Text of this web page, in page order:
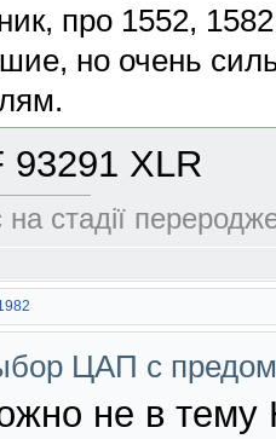
про 1552,
но очень
93291 XLR
на стадії
ЦАП с
не в